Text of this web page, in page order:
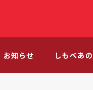
お知らせ しもべあ